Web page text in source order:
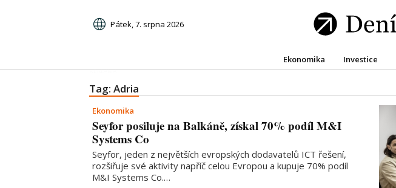
Pátek, 7. srpna 2026
Ekonomika Investice
Tag: Adria
Ekonomika
Seyfor posiluje na Balkáně, získal 70% podíl M&I
Systems Co
Seyfor, jeden z největších evropských dodavatelů ICT řešení,
rozšiřuje své aktivity napříč celou Evropou a kupuje 70% podíl
M&I Systems Co.…